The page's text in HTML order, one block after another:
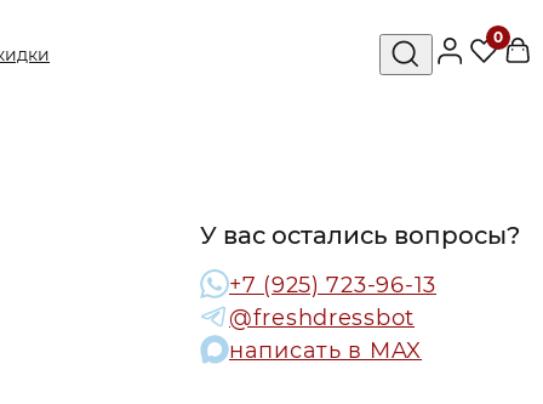
0
У вас остались вопросы?
+7 (925) 723-96-13
@freshdressbot
написать в MAX